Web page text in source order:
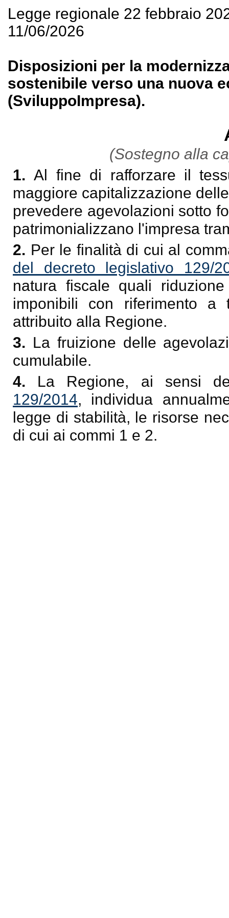
Legge regionale 22 febbraio
11/06/2026
Disposizioni per la
sostenibile verso una nuova
(SviluppoImpresa).
(Sostegno alla
1.Al fine di rafforzare il
maggiore capitalizzazione
prevedere agevolazioni sotto
patrimonializzano l'impresa
2. Per le finalità di cui al
del decreto legislativo 129/
natura fiscale quali
imponibili con riferimento
attribuito alla Regione.
3. La fruizione delle
cumulabile.
4. La Regione, ai sensi
129/2014, individua
legge di stabilità, le risorse
di cui ai commi 1 e 2.